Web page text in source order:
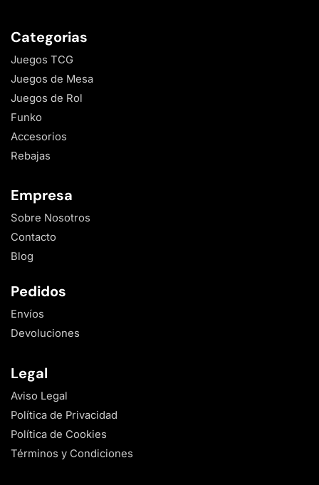
Categorias
Juegos TCG
Juegos de Mesa
Juegos de Rol
Funko
Accesorios
Rebajas
Empresa
Sobre Nosotros
Contacto
Blog
Pedidos
Envíos
Devoluciones
Legal
Aviso Legal
Política de Privacidad
Política de Cookies
Términos y Condiciones